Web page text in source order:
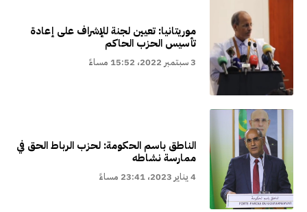
موريتانيا: تعيين لجنة للإشراف على إعادة
تأسيس الحزب الحاكم
3 سبتمبر 2022، 15:52 مساءً
الناطق باسم الحكومة: لحزب الرباط الحق في
ممارسة نشاطه
4 يناير 2023، 23:41 مساءً